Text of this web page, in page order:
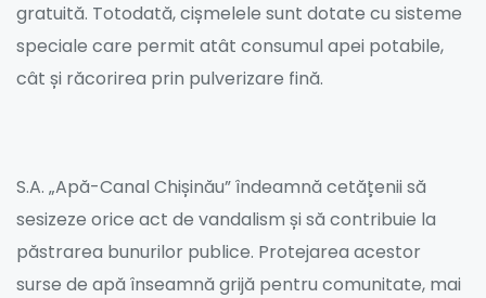
gratuită. Totodată, cișmelele sunt dotate cu sisteme
speciale care permit atât consumul apei potabile,
cât și răcorirea prin pulverizare fină.
S.A. „Apă-Canal Chișinău” îndeamnă cetățenii să
sesizeze orice act de vandalism și să contribuie la
păstrarea bunurilor publice. Protejarea acestor
surse de apă înseamnă grijă pentru comunitate, mai